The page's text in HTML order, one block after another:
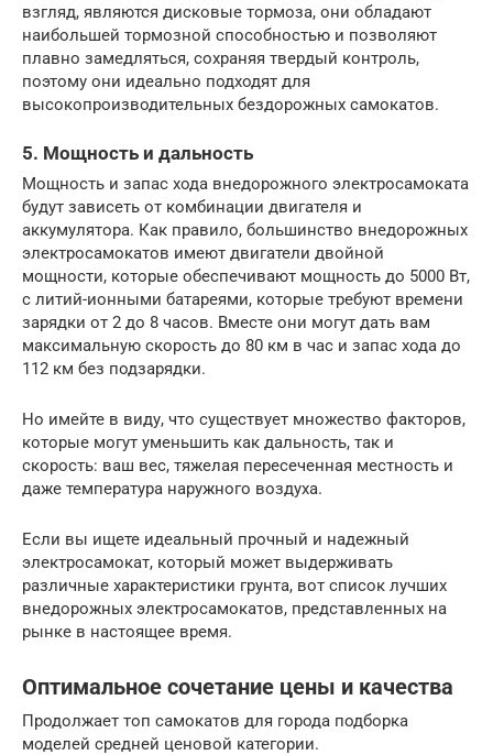
взгляд, являются дисковые тормоза, они обладают
наибольшей тормозной способностью и позволяют
плавно замедляться, сохраняя твердый контроль,
поэтому они идеально подходят для
высокопроизводительных бездорожных самокатов.
5. Мощность и дальность
Мощность и запас хода внедорожного электросамоката
будут зависеть от комбинации двигателя и
аккумулятора. Как правило, большинство внедорожных
электросамокатов имеют двигатели двойной
мощности, которые обеспечивают мощность до 5000 Вт,
с литий-ионными батареями, которые требуют времени
зарядки от 2 до 8 часов. Вместе они могут дать вам
максимальную скорость до 80 км в час и запас хода до
112 км без подзарядки.
Но имейте в виду, что существует множество факторов,
которые могут уменьшить как дальность, так и
скорость: ваш вес, тяжелая пересеченная местность и
даже температура наружного воздуха.
Если вы ищете идеальный прочный и надежный
электросамокат, который может выдерживать
различные характеристики грунта, вот список лучших
внедорожных электросамокатов, представленных на
рынке в настоящее время.
Оптимальное сочетание цены и качества
Продолжает топ самокатов для города подборка
моделей средней ценовой категории.